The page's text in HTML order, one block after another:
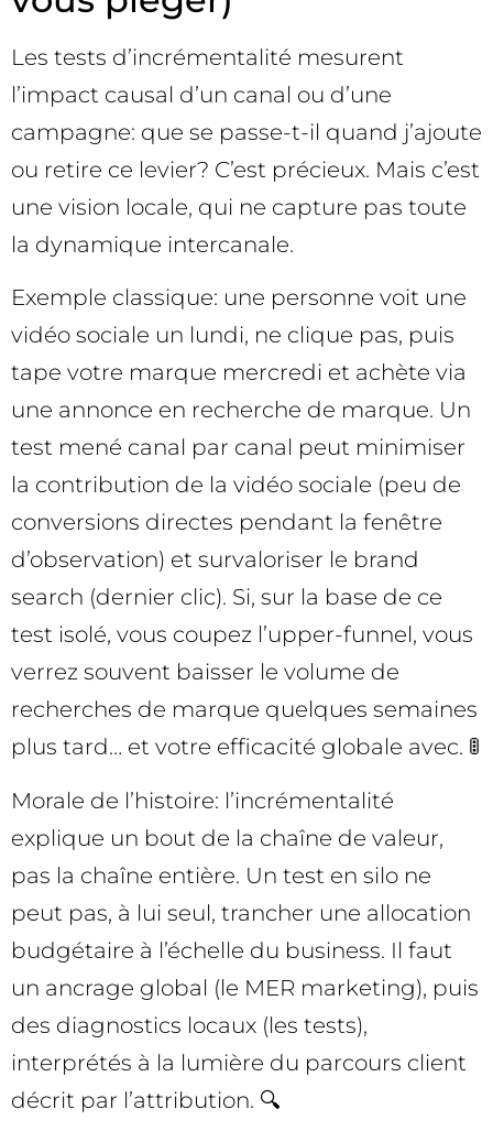
Les tests d’incrémentalité mesurent
l’impact causal d’un canal ou d’une
campagne: que se passe-t-il quand j’ajoute
ou retire ce levier? C’est précieux. Mais c’est
une vision locale, qui ne capture pas toute
la dynamique intercanale.
Exemple classique: une personne voit une
vidéo sociale un lundi, ne clique pas, puis
tape votre marque mercredi et achète via
une annonce en recherche de marque. Un
test mené canal par canal peut minimiser
la contribution de la vidéo sociale (peu de
conversions directes pendant la fenêtre
d’observation) et survaloriser le brand
search (dernier clic). Si, sur la base de ce
test isolé, vous coupez l’upper-funnel, vous
verrez souvent baisser le volume de
recherches de marque quelques semaines
plus tard… et votre efficacité globale avec. 🚦
Morale de l’histoire: l’incrémentalité
explique un bout de la chaîne de valeur,
pas la chaîne entière. Un test en silo ne
peut pas, à lui seul, trancher une allocation
budgétaire à l’échelle du business. Il faut
un ancrage global (le MER marketing), puis
des diagnostics locaux (les tests),
interprétés à la lumière du parcours client
décrit par l’attribution. 🔍